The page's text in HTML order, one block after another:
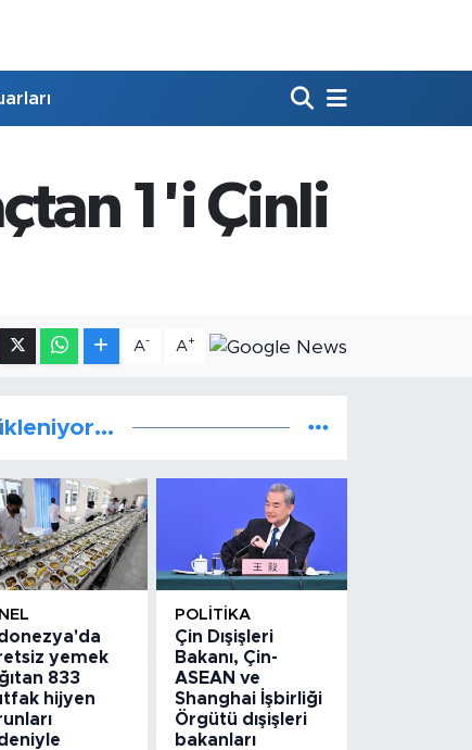
1'i Çinli
A- A+
yemek
833
hijyen
POLITIKA
Çin Dışişleri
Bakanı, Çin-
ASEAN ve
Shanghai İşbirliği
Örgütü dışişleri
bakanları